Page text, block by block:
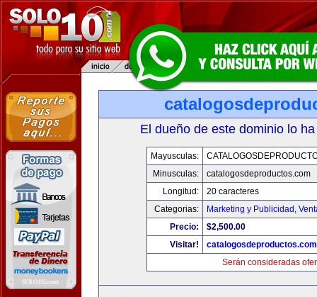
El dueño de este dominio lo
Mayusculas:
Minusculas:
catalogosdeproductos.com
Longitud:
20 caracteres
Categorias:
Marketing y Publicidad ,
Precio:
$2,500.00
Visitar!
catalogosdeproductos.com
Serán consideradas